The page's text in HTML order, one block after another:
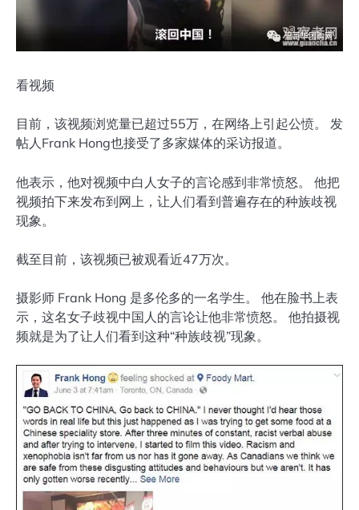
看视频
目前，该视频浏览量已超过55万，在网络上引起公愤。 发
帖人Frank Hong也接受了多家媒体的采访报道。
他表示，他对视频中白人女子的言论感到非常愤怒。 他把
视频拍下来发布到网上，让人们看到普遍存在的种族歧视
现象。
截至目前，该视频已被观看近47万次。
摄影师 Frank Hong 是多伦多的一名学生。 他在脸书上表
示，这名女子歧视中国人的言论让他非常愤怒。 他拍摄视
频就是为了让人们看到这种“种族歧视”现象。